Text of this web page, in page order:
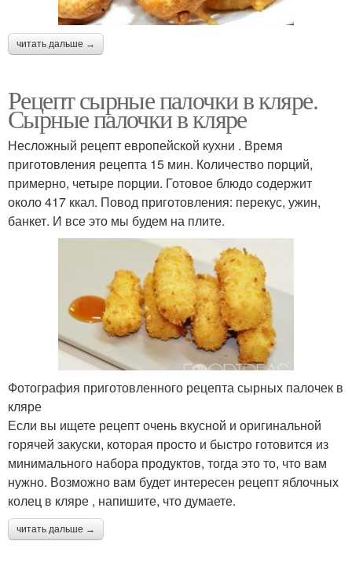
читать дальше →
Рецепт сырные палочки в кляре.
Сырные палочки в кляре
Несложный рецепт европейской кухни . Время
приготовления рецепта 15 мин. Количество порций,
примерно, четыре порции. Готовое блюдо содержит
около 417 ккал. Повод приготовления: перекус, ужин,
банкет. И все это мы будем на плите.
Фотография приготовленного рецепта сырных палочек в
кляре
Если вы ищете рецепт очень вкусной и оригинальной
горячей закуски, которая просто и быстро готовится из
минимального набора продуктов, тогда это то, что вам
нужно. Возможно вам будет интересен рецепт яблочных
колец в кляре , напишите, что думаете.
читать дальше →